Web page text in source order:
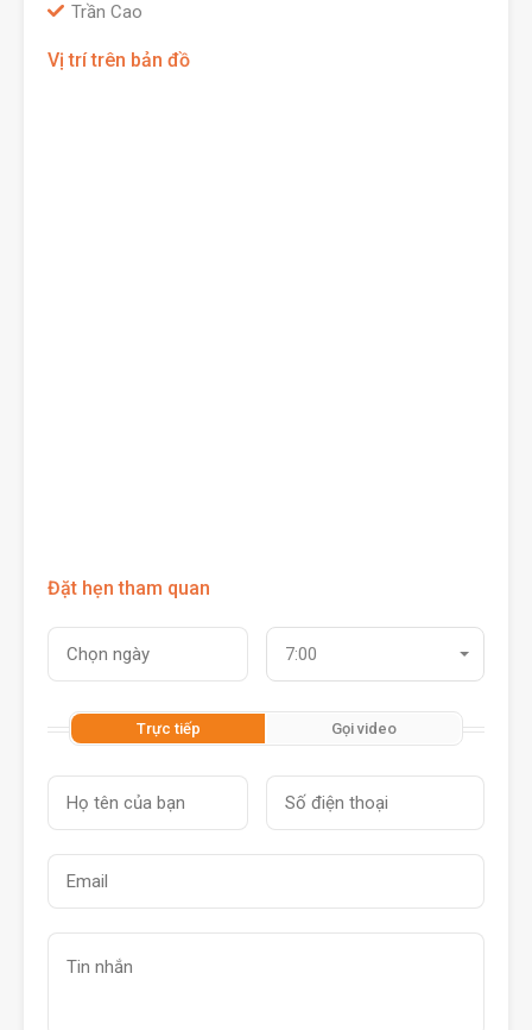
Trần Cao
Vị trí trên bản đồ
Đặt hẹn tham quan
7:00
Trực tiếp Gọi video